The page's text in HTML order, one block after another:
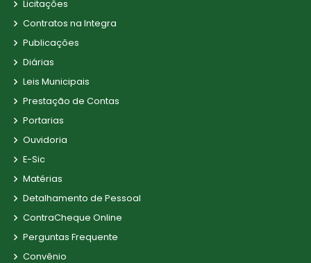
Licitações
Contratos na Integra
Publicações
Diárias
Leis Municipais
Prestação de Contas
Portarias
Ouvidoria
E-Sic
Matérias
Detalhamento de Pessoal
ContraCheque Online
Perguntas Frequente
Convênio